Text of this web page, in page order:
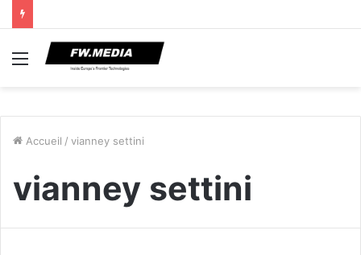
Menu
Accueil / vianney settini
vianney settini